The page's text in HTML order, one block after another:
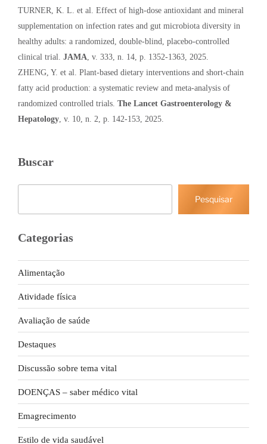
TURNER, K. L. et al. Effect of high-dose antioxidant and mineral
supplementation on infection rates and gut microbiota diversity in
healthy adults: a randomized, double-blind, placebo-controlled
clinical trial. JAMA , v. 333, n. 14, p. 1352-1363, 2025.
ZHENG, Y. et al. Plant-based dietary interventions and short-chain
fatty acid production: a systematic review and meta-analysis of
randomized controlled trials. The Lancet Gastroenterology &
Hepatology , v. 10, n. 2, p. 142-153, 2025.
Buscar
Pesquisar
Categorias
Alimentação
Atividade física
Avaliação de saúde
Destaques
Discussão sobre tema vital
DOENÇAS – saber médico vital
Emagrecimento
Estilo de vida saudável